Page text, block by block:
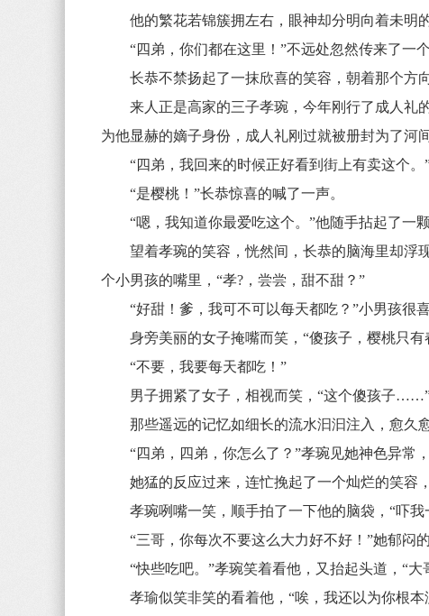
他的繁花若锦簇拥左右，眼神却分明向着未明
“四弟，你们都在这里！”不远处忽然传来了一个
长恭不禁扬起了一抹欣喜的笑容，朝着那个方
来人正是高家的三子孝琬，今年刚行了成人礼的
为他显赫的嫡子身份，成人礼刚过就被册封为了河
“四弟，我回来的时候正好看到街上有卖这个。”
“是樱桃！”长恭惊喜的喊了一声。
“嗯，我知道你最爱吃这个。”他随手拈起了一
望着孝琬的笑容，恍然间，长恭的脑海里却浮现
个小男孩的嘴里，“孝?，尝尝，甜不甜？”
“好甜！爹，我可不可以每天都吃？”小男孩很喜
身旁美丽的女子掩嘴而笑，“傻孩子，樱桃只有
“不要，我要每天都吃！”
男子拥紧了女子，相视而笑，“这个傻孩子
那些遥远的记忆如细长的流水汩汩注入，愈久
“四弟，四弟，你怎么了？”孝琬见她神色异常
她猛的反应过来，连忙挽起了一个灿烂的笑容，
孝琬咧嘴一笑，顺手拍了一下他的脑袋，“吓我
“三哥，你每次不要这么大力好不好！”她郁闷
“快些吃吧。”孝琬笑着看他，又抬起头道，“大
孝瑜似笑非笑的看着他，“唉，我还以为你根本